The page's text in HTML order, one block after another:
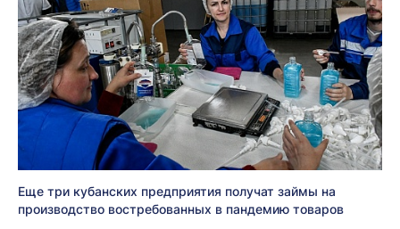
Еще три кубанских предприятия получат займы на
производство востребованных в пандемию товаров